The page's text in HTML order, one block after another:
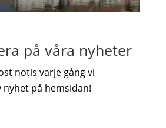
på våra nyheter
notis varje gång vi
på hemsidan!